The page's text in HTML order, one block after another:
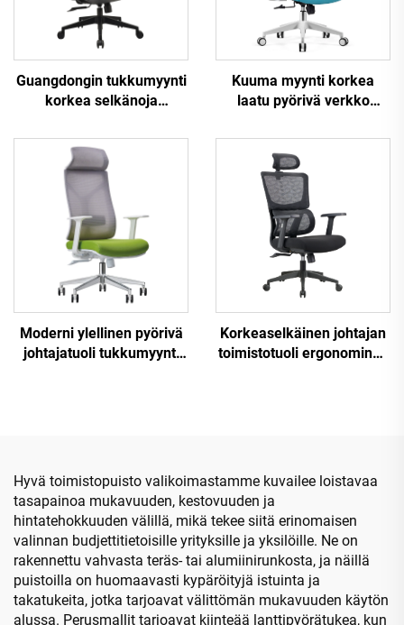
Guangdongin tukkumyynti
korkea selkänoja
verkko toimistotuoli
mukava tietokonepöydän
tuoli toimistoon
Kuuma myynti korkea
laatu pyörivä verkko
tietokonekalusteet
muovinen ergonominen
toimistotuoli
henkilöstöjohtajan tuoli
Moderni ylellinen pyörivä
johtajatuoli tukkumyynti
Korkeaselkäinen johtajan
toimistotuoli ergonominen
Hyvä toimistopuisto valikoimastamme kuvailee loistavaa
tasapainoa mukavuuden, kestovuuden ja
hintatehokkuuden välillä, mikä tekee siitä erinomaisen
valinnan budjettitietoisille yrityksille ja yksilöille. Ne on
rakennettu vahvasta teräs- tai alumiinirunkosta, ja näillä
puistoilla on huomaavasti kypäröityjä istuinta ja
takatukeita, jotka tarjoavat välittömän mukavuuden käytön
alussa. Perusmallit tarjoavat kiinteää lanttipyörätukea, kun